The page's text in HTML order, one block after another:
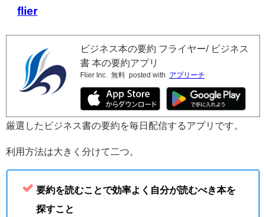
flier
ビジネス本の要約 フライヤー/ ビジネス
書 本の要約アプリ
Flier Inc. 無料 posted with アプリーチ
厳選したビジネス書の要約を毎日配信するアプリです。
利用方法は大きく分けて二つ。
要約を読むことで効率よく自分が読むべき本を
探すこと